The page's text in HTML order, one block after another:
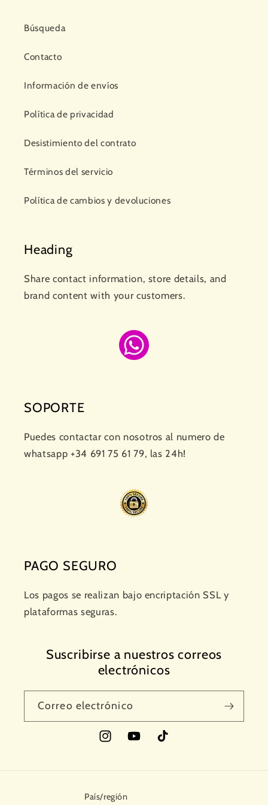
Búsqueda
Contacto
Información de envíos
Política de privacidad
Desistimiento del contrato
Términos del servicio
Política de cambios y devoluciones
Heading
Share contact information, store details, and
brand content with your customers.
SOPORTE
Puedes contactar con nosotros al numero de
whatsapp +34 691 75 61 79, las 24h!
PAGO SEGURO
Los pagos se realizan bajo encriptación SSL y
plataformas seguras.
Suscribirse a nuestros correos
electrónicos
Correo electrónico
InstagramYouTubeTikTok
País/región